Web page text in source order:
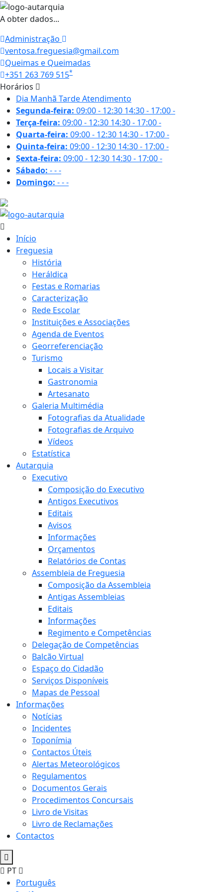
A obter dados...
Administração
ventosa.freguesia@gmail.com
Queimas e Queimadas
+351 263 769 515*
Horários
Dia Manhã TardeAtendimento
Segunda-feira: 09:00 - 12:30 14:30 - 17:00-
Terça-feira: 09:00 - 12:30 14:30 - 17:00-
Quarta-feira: 09:00 - 12:30 14:30 - 17:00-
Quinta-feira: 09:00 - 12:30 14:30 - 17:00-
Sexta-feira: 09:00 - 12:30 14:30 - 17:00-
Sábado: ---
Domingo: ---
Início
Freguesia
História
Heráldica
Festas e Romarias
Caracterização
Rede Escolar
Instituições e Associações
Agenda de Eventos
Georreferenciação
Turismo
Locais a Visitar
Gastronomia
Artesanato
Galeria Multimédia
Fotografias da Atualidade
Fotografias de Arquivo
Vídeos
Estatística
Autarquia
Executivo
Composição do Executivo
Antigos Executivos
Editais
Avisos
Informações
Orçamentos
Relatórios de Contas
Assembleia de Freguesia
Composição da Assembleia
Antigas Assembleias
Editais
Informações
Regimento e Competências
Delegação de Competências
Balcão Virtual
Espaço do Cidadão
Serviços Disponíveis
Mapas de Pessoal
Informações
Notícias
Incidentes
Toponímia
Contactos Úteis
Alertas Meteorológicos
Regulamentos
Documentos Gerais
Procedimentos Concursais
Livro de Visitas
Livro de Reclamações
Contactos
PT
Português